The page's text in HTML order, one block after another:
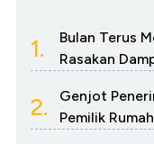
1.
Bulan Terus
Rasakan
2.
Genjot
Pemilik